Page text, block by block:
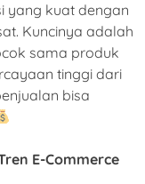
yang kuat dengan
Kuncinya adalah
sama produk
tinggi dari
bisa
E-Commerce